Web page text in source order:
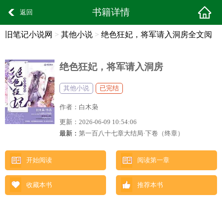
返回 书籍详情
旧笔记小说网 > 其他小说 > 绝色狂妃，将军请入洞房全文阅
绝色狂妃，将军请入洞房
其他小说 已完结
作者： 白木枭
更新： 2026-06-09 10:54:06
最新： 第一百八十七章大结局·下卷（终章）
开始阅读 阅读第一章
收藏本书 推荐本书